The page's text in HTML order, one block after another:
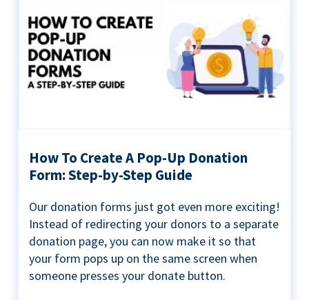
How To Create A Pop-Up Donation
Form: Step-by-Step Guide
Our donation forms just got even more exciting!
Instead of redirecting your donors to a separate
donation page, you can now make it so that
your form pops up on the same screen when
someone presses your donate button.